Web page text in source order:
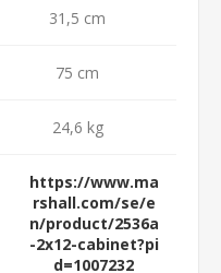
31,5 cm
75 cm
24,6 kg
https://www.ma
rshall.com/se/e
n/product/2536a
-2x12-cabinet?pi
d=1007232